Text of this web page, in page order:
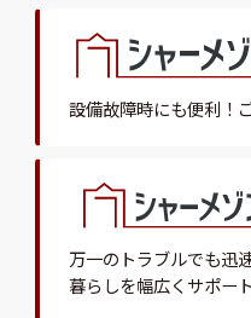
設備故障時にも便利！
万一のトラブルでも迅
暮らしを幅広くサポー